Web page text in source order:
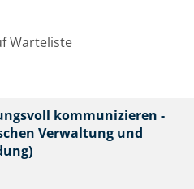
Warteliste
kommunizieren -
Verwaltung und